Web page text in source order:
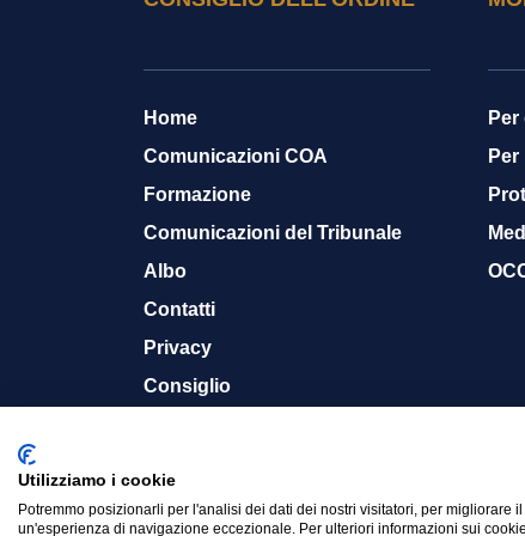
Home
Comunicazioni COA
Formazione
Comunicazioni del Tribunale
Albo
Contatti
Privacy
Consiglio
© 2015-2024 Ordine Avvocati Cassino - CF.
Utilizziamo i cookie
Potremmo posizionarli per l'analisi dei dati dei nostri visitatori, per migliorare
un'esperienza di navigazione eccezionale. Per ulteriori informazioni sui